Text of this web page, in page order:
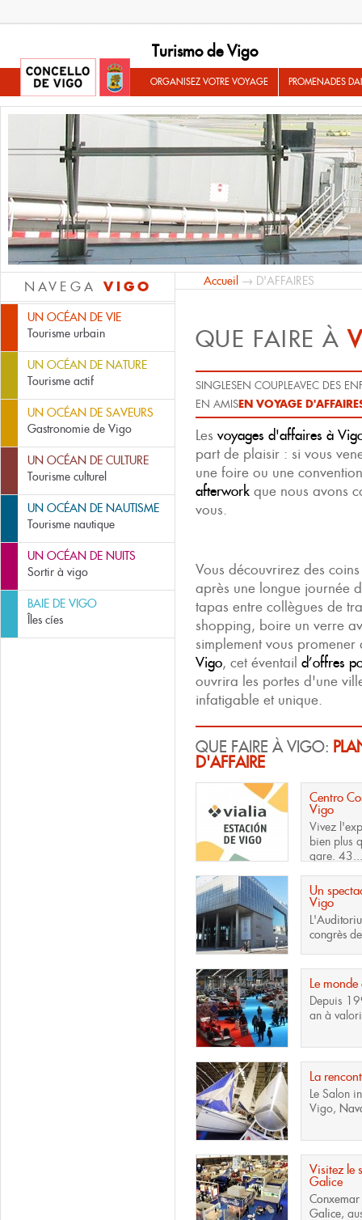
Turismo de Vigo
ORGANISEZ VOTRE VOYAGE PROMENADES
NAVEGA VIGO
UN OCÉAN DE VIE
Tourisme urbain
UN OCÉAN DE NATURE
Tourisme actif
UN OCÉAN DE SAVEURS
Gastronomie de Vigo
UN OCÉAN DE CULTURE
Tourisme culturel
UN OCÉAN DE NAUTISME
Tourisme nautique
UN OCÉAN DE NUITS
Sortir à vigo
BAIE DE VIGO
Îles cíes
Accueil → D'AFFAIRES
QUE FAIRE À
SINGLESEN COUPLEAVEC DES
EN AMISEN VOYAGE
Les voyages d'affaires à
part de plaisir : si vous
une foire ou une
afterwork que nous avons
vous.
Vous découvrirez des
après une longue journée
tapas entre collègues de
shopping, boire un verre
simplement vous
Vigo, cet éventail d’offres
ouvrira les portes d'une
infatigable et unique.
QUE FAIRE À VIGO:
D'AFFAIRE
Centro
Vigo
Vivez
bien plus
gare. 43...
Un
Vigo
L'
congrès
Le
Depuis
an à
La
Le Salon
Vigo,
Visitez le
Galice
Galice,